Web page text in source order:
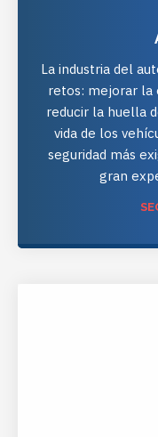
La industria del
retos: mejorar la
reducir la huella
vida de los
seguridad más
gran